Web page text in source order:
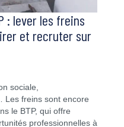
: lever les freins
et recruter sur
sociale,
Les freins sont encore
le BTP, qui offre
professionnelles à